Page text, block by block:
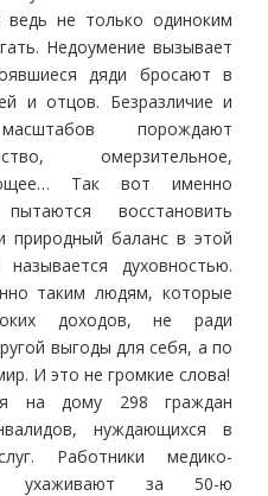
ведь не только одиноким
Недоумение вызывает
дяди бросают в
и отцов. Безразличие и
порождают
омерзительное,
Так вот именно
восстановить
природный баланс в этой
духовностью.
таким людям, которые
доходов, не ради
выгоды для себя, а по
И это не громкие слова!
на дому 298 граждан
нуждающихся в
Работники медико-
ухаживают за 50-ю